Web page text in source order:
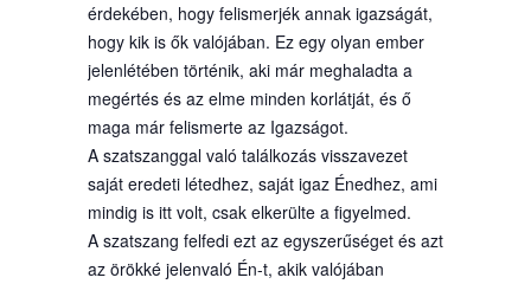
érdekében, hogy felismerjék annak igazságát,
hogy kik is ők valójában. Ez egy olyan ember
jelenlétében történik, aki már meghaladta a
megértés és az elme minden korlátját, és ő
maga már felismerte az Igazságot.
A szatszanggal való találkozás visszavezet
saját eredeti létedhez, saját igaz Énedhez, ami
mindig is itt volt, csak elkerülte a figyelmed.
A szatszang felfedi ezt az egyszerűséget és azt
az örökké jelenvaló Én-t, akik valójában